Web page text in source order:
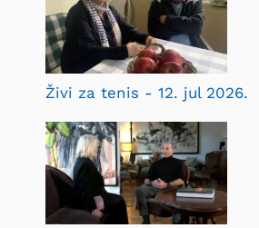
Živi za tenis - 12. jul 2026.